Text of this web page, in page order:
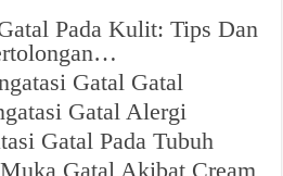
Pada Kulit: Tips Dan
Gatal Gatal
Gatal Alergi
Gatal Pada Tubuh
Gatal Akibat Cream